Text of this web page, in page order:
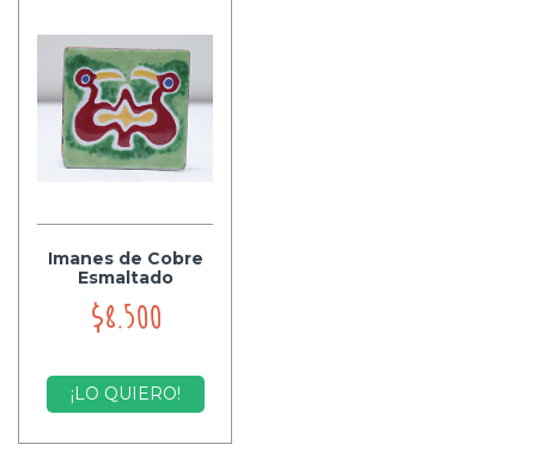
Imanes de Cobre
Esmaltado
$8.500
¡LO QUIERO!